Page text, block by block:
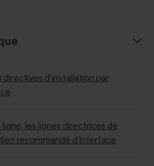
directives d'installation par
ligne, les lignes directrices de
recommandé d'Interface